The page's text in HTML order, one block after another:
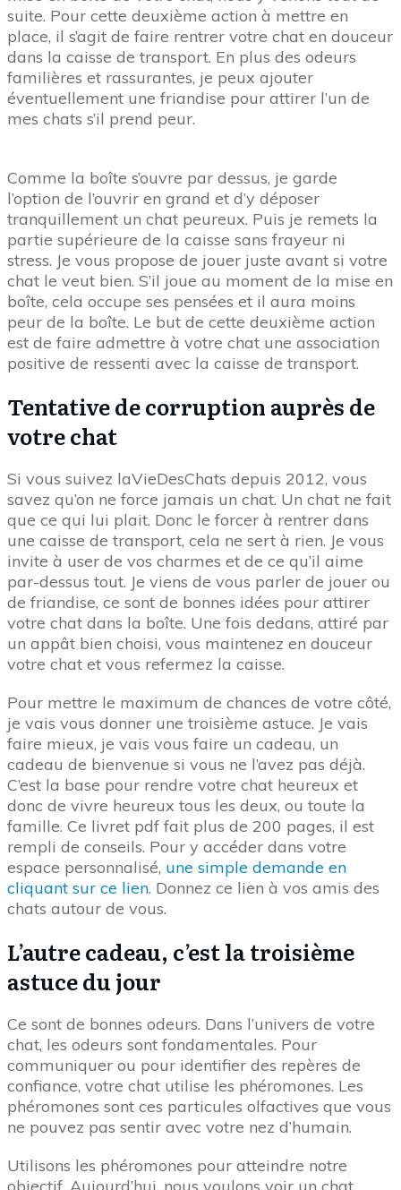
suite. Pour cette deuxième action à mettre en
place, il s’agit de faire rentrer votre chat en douceur
dans la caisse de transport. En plus des odeurs
familières et rassurantes, je peux ajouter
éventuellement une friandise pour attirer l’un de
mes chats s’il prend peur.
Comme la boîte s’ouvre par dessus, je garde
l’option de l’ouvrir en grand et d’y déposer
tranquillement un chat peureux. Puis je remets la
partie supérieure de la caisse sans frayeur ni
stress. Je vous propose de jouer juste avant si votre
chat le veut bien. S’il joue au moment de la mise en
boîte, cela occupe ses pensées et il aura moins
peur de la boîte. Le but de cette deuxième action
est de faire admettre à votre chat une association
positive de ressenti avec la caisse de transport.
Tentative de corruption auprès de
votre chat
Si vous suivez laVieDesChats depuis 2012, vous
savez qu’on ne force jamais un chat. Un chat ne fait
que ce qui lui plait. Donc le forcer à rentrer dans
une caisse de transport, cela ne sert à rien. Je vous
invite à user de vos charmes et de ce qu’il aime
par-dessus tout. Je viens de vous parler de jouer ou
de friandise, ce sont de bonnes idées pour attirer
votre chat dans la boîte. Une fois dedans, attiré par
un appât bien choisi, vous maintenez en douceur
votre chat et vous refermez la caisse.
Pour mettre le maximum de chances de votre côté,
je vais vous donner une troisième astuce. Je vais
faire mieux, je vais vous faire un cadeau, un
cadeau de bienvenue si vous ne l’avez pas déjà.
C’est la base pour rendre votre chat heureux et
donc de vivre heureux tous les deux, ou toute la
famille. Ce livret pdf fait plus de 200 pages, il est
rempli de conseils. Pour y accéder dans votre
espace personnalisé, une simple demande en
cliquant sur ce lien. Donnez ce lien à vos amis des
chats autour de vous.
L’autre cadeau, c’est la troisième
astuce du jour
Ce sont de bonnes odeurs. Dans l’univers de votre
chat, les odeurs sont fondamentales. Pour
communiquer ou pour identifier des repères de
confiance, votre chat utilise les phéromones. Les
phéromones sont ces particules olfactives que vous
ne pouvez pas sentir avec votre nez d’humain.
Utilisons les phéromones pour atteindre notre